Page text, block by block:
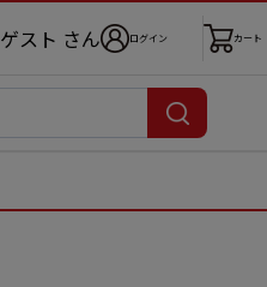
ゲスト さん ログイン カート